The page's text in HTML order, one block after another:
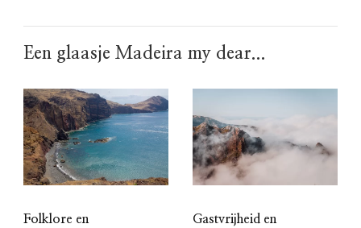
Een glaasje Madeira my dear...
Folklore en
Gastvrijheid en